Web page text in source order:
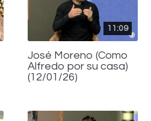
11:09
José Moreno (Como
Alfredo por su casa)
(12/01/26)